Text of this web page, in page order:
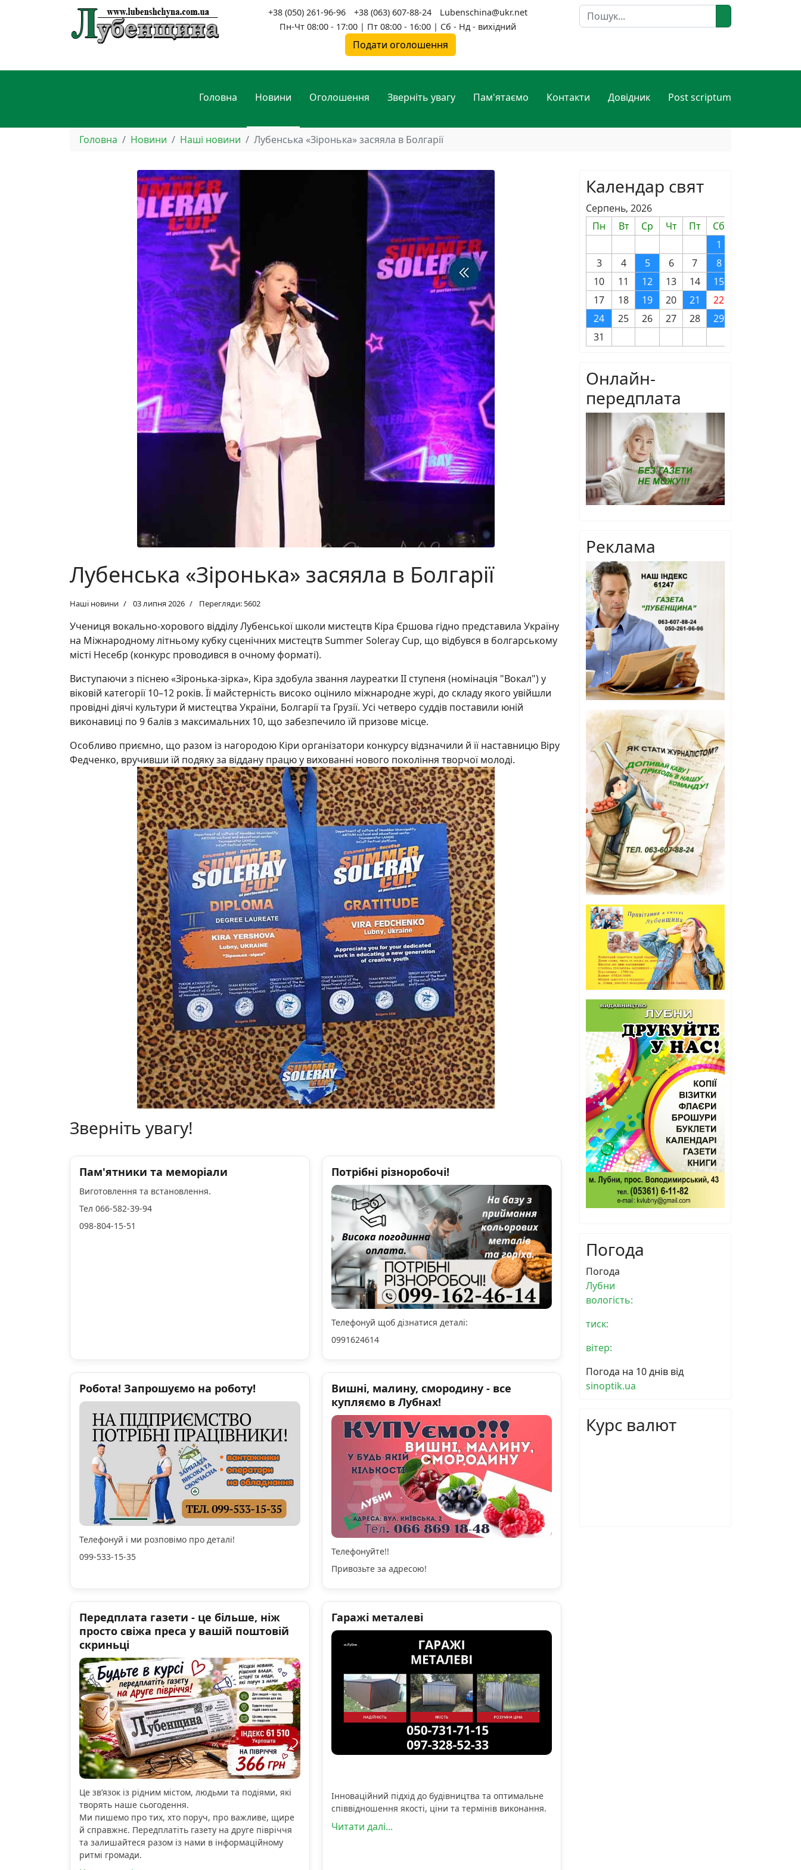
+38 (050) 261-96-96 +38 (063) 607-88-24
Lubenschina@ukr.net
Пн-Чт 08:00 - 17:00 | Пт 08:00 - 16:00 | Сб - Нд - вихідний
Подати оголошення
Пошук
Головна Новини Оголошення Зверніть увагу Пам'ятаємо Контакти Довідник Post scriptum
Головна Новини Наші новини Лубенська «Зіронька» засяяла в Болгарії
Лубенська «Зіронька» засяяла в Болгарії
Наші новини 03 липня 2026 Перегляди: 5602
Учениця вокально-хорового відділу Лубенської школи мистецтв Кіра Єршова гідно представила Україну
на Міжнародному літньому кубку сценічних мистецтв Summer Soleray Cup, що відбувся в болгарському
місті Несебр (конкурс проводився в очному форматі).
Виступаючи з піснею «Зіронька-зірка», Кіра здобула звання лауреатки ІІ ступеня (номінація "Вокал") у
віковій категорії 10–12 років. Її майстерність високо оцінило міжнародне журі, до складу якого увійшли
провідні діячі культури й мистецтва України, Болгарії та Грузії. Усі четверо суддів поставили юній
виконавиці по 9 балів з максимальних 10, що забезпечило їй призове місце.
Особливо приємно, що разом із нагородою Кіри організатори конкурсу відзначили й її наставницю Віру
Федченко, вручивши їй подяку за віддану працю у вихованні нового покоління творчої молоді.
Зверніть увагу!
Пам'ятники та меморіали
Виготовлення та встановлення.
Тел 066-582-39-94
098-804-15-51
Потрібні різноробочі!
Телефонуй щоб дізнатися деталі:
0991624614
Робота! Запрошуємо на роботу!
Телефонуй і ми розповімо про деталі!
099-533-15-35
Вишні, малину, смородину - все
купляємо в Лубнах!
Телефонуйте!!
Привозьте за адресою!
Передплата газети - це більше, ніж
просто свіжа преса у вашій поштовій
скриньці
Це зв’язок із рідним містом, людьми та подіями, які
творять наше сьогодення.
Ми пишемо про тих, хто поруч, про важливе, щире
й справжнє. Передплатіть газету на друге півріччя
та залишайтеся разом із нами в інформаційному
ритмі громади.
Гаражі металеві
Інноваційний підхід до будівництва та оптимальне
співвідношення якості, ціни та термінів виконання.
Читати далі...
Календар свят
Серпень, 2026
Пн
Вт Ср Чт Пт Сб
1
3
4 5 6 7 8
10
11 12 13 14 15
17
18 19 20 21 22
24
25 26 27 28 29
31
Онлайн-
передплата
Реклама
Погода
Погода
Лубни
вологість:
тиск:
вітер:
Погода на 10 днів від
sinoptik.ua
Курс валют